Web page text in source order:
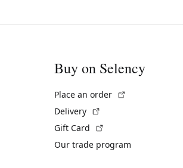
Buy on Selency
Place an order
Delivery
Gift Card
Our trade program